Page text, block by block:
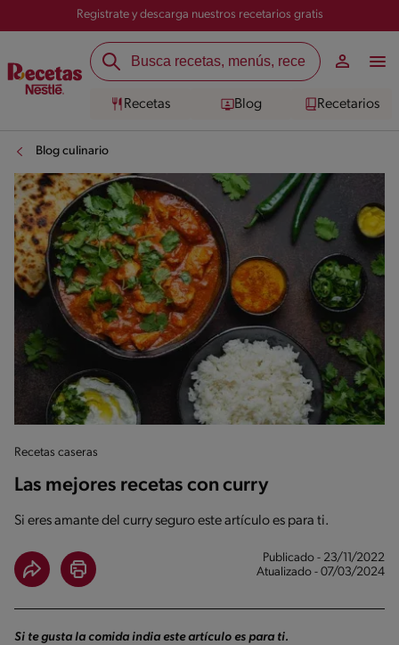
Registrate y descarga nuestros recetarios gratis
Recetas Blog Recetarios
Blog culinario
Recetas caseras
Las mejores recetas con curry
Si eres amante del curry seguro este artículo es para ti.
Publicado - 23/11/2022
Atualizado - 07/03/2024
Si te gusta la comida india este artículo es para ti.